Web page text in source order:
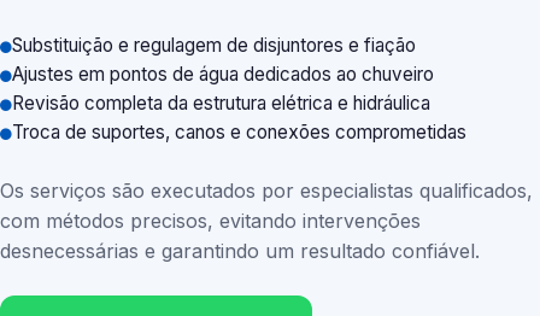
Substituição e regulagem de disjuntores e fiação
Ajustes em pontos de água dedicados ao chuveiro
Revisão completa da estrutura elétrica e hidráulica
Troca de suportes, canos e conexões comprometidas
Os serviços são executados por especialistas qualificados,
com métodos precisos, evitando intervenções
desnecessárias e garantindo um resultado confiável.